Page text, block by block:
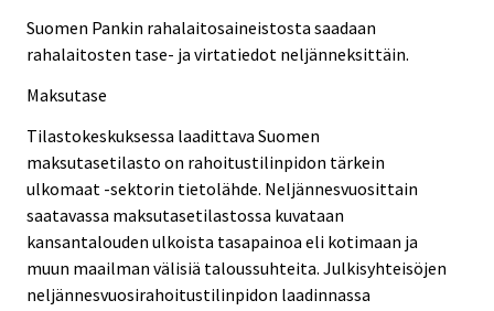
Suomen Pankin rahalaitosaineistosta saadaan
rahalaitosten tase- ja virtatiedot neljänneksittäin.
Maksutase
Tilastokeskuksessa laadittava Suomen
maksutasetilasto on rahoitustilinpidon tärkein
ulkomaat -sektorin tietolähde. Neljännesvuosittain
saatavassa maksutasetilastossa kuvataan
kansantalouden ulkoista tasapainoa eli kotimaan ja
muun maailman välisiä taloussuhteita. Julkisyhteisöjen
neljännesvuosirahoitustilinpidon laadinnassa